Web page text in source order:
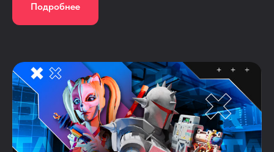
Подробнее